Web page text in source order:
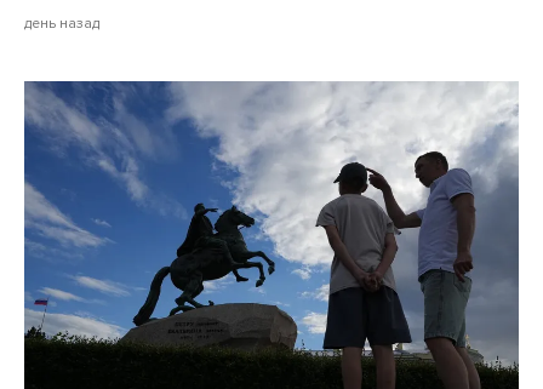
день назад